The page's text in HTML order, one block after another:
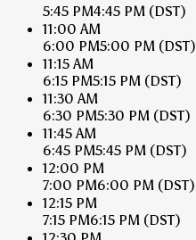
5:45 PM4:45 PM (DST)
11:00 AM
6:00 PM5:00 PM (DST)
11:15 AM
6:15 PM5:15 PM (DST)
11:30 AM
6:30 PM5:30 PM (DST)
11:45 AM
6:45 PM5:45 PM (DST)
12:00 PM
7:00 PM6:00 PM (DST)
12:15 PM
7:15 PM6:15 PM (DST)